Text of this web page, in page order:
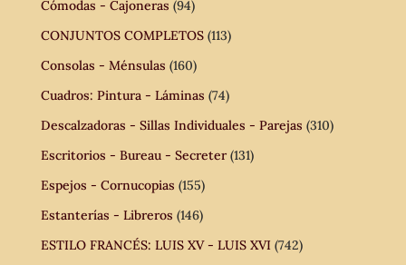
Cómodas - Cajoneras (94)
CONJUNTOS COMPLETOS (113)
Consolas - Ménsulas (160)
Cuadros: Pintura - Láminas (74)
Descalzadoras - Sillas Individuales - Parejas (310)
Escritorios - Bureau - Secreter (131)
Espejos - Cornucopias (155)
Estanterías - Libreros (146)
ESTILO FRANCÉS: LUIS XV - LUIS XVI (742)